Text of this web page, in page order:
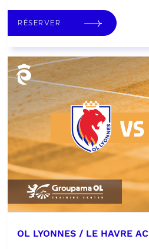
RÉSERVER
OL LYONNES / LE HAVRE AC